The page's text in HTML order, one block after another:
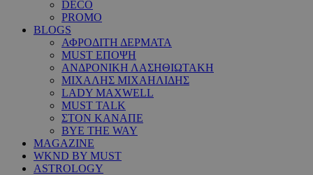
DECO
PROMO
BLOGS
ΑΦΡΟΔΙΤΗ ΔΕΡΜΑΤΑ
MUST ΕΠΟΨΗ
ΑΝΔΡΟΝΙΚΗ ΛΑΣΗΘΙΩΤΑΚΗ
ΜΙΧΑΛΗΣ ΜΙΧΑΗΛΙΔΗΣ
LADY MAXWELL
MUST TALK
ΣΤΟΝ ΚΑΝΑΠΕ
BYE THE WAY
MAGAZINE
WKND BY MUST
ASTROLOGY